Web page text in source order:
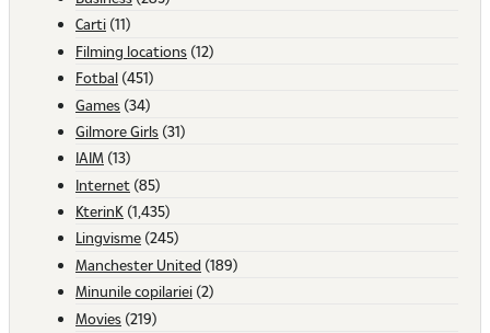
Carti (11)
Filming locations (12)
Fotbal (451)
Games (34)
Gilmore Girls (31)
IAIM (13)
Internet (85)
KterinK (1,435)
Lingvisme (245)
Manchester United (189)
Minunile copilariei (2)
Movies (219)